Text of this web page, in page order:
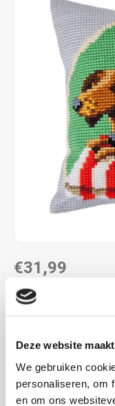
Deze website
We gebruiken
personaliseren, om
en om ons
€31,99
LEVERTIJD: CA.
voorbedruktLees